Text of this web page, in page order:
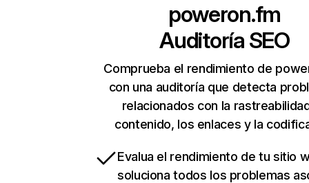
poweron.fm
Auditoría SEO
Comprueba el rendimiento de
con una auditoría que detecta
relacionados con la
contenido, los enlaces y la
Evalua el rendimiento de tu sitio
soluciona todos los problemas